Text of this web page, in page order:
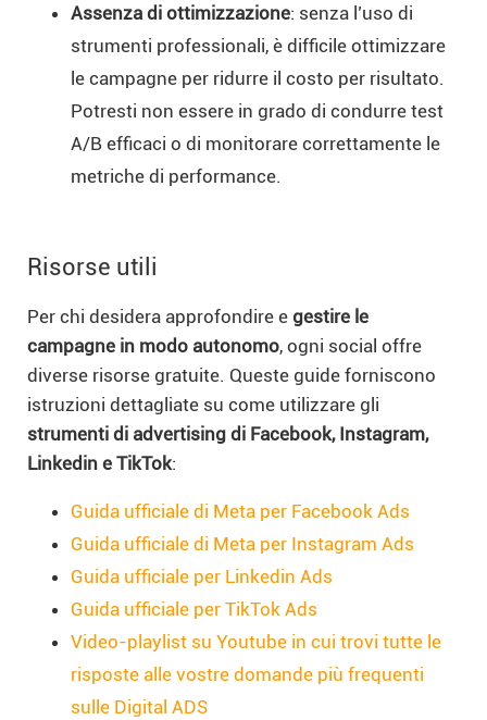
Assenza di ottimizzazione: senza l’uso di
strumenti professionali, è difficile ottimizzare
le campagne per ridurre il costo per risultato.
Potresti non essere in grado di condurre test
A/B efficaci o di monitorare correttamente le
metriche di performance.
Risorse utili
Per chi desidera approfondire e gestire le
campagne in modo autonomo, ogni social offre
diverse risorse gratuite. Queste guide forniscono
istruzioni dettagliate su come utilizzare gli
strumenti di advertising di Facebook, Instagram,
Linkedin e TikTok:
Guida ufficiale di Meta per Facebook Ads
Guida ufficiale di Meta per Instagram Ads
Guida ufficiale per Linkedin Ads
Guida ufficiale per TikTok Ads
Video-playlist su Youtube in cui trovi tutte le
risposte alle vostre domande più frequenti
sulle Digital ADS